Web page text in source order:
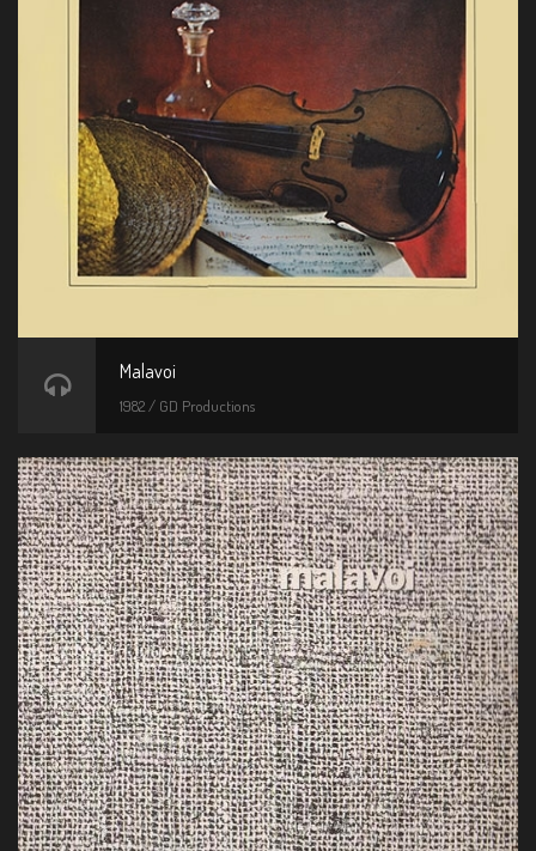
Malavoi
1982 / GD Productions